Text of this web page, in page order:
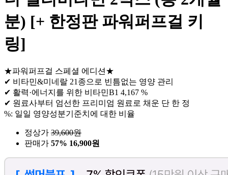
분) [+ 한정판 파워퍼프걸 키
링]
★파워퍼프걸 스페셜 에디션★
✔ 비타민&미네랄 21종으로 빈틈없는 영양 관리
✔ 활력·에너지를 위한 비타민B1 4,167 %
✔ 원료사부터 엄선한 프리미엄 원료로 채운 단 한 정
%: 일일 영양성분기준치에 대한 비율
정상가 39,600원
판매가 57% 16,900원